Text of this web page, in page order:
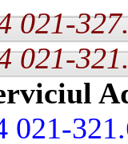
021-
021-
021-